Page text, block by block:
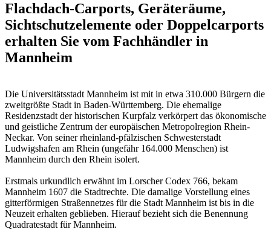
Flachdach-Carports, Geräteräume,
Sichtschutzelemente oder Doppelcarports
erhalten Sie vom Fachhändler in
Mannheim
Die Universitätsstadt Mannheim ist mit in etwa 310.000 Bürgern die
zweitgrößte Stadt in Baden-Württemberg. Die ehemalige
Residenzstadt der historischen Kurpfalz verkörpert das ökonomische
und geistliche Zentrum der europäischen Metropolregion Rhein-
Neckar. Von seiner rheinland-pfälzischen Schwesterstadt
Ludwigshafen am Rhein (ungefähr 164.000 Menschen) ist
Mannheim durch den Rhein isolert.
Erstmals urkundlich erwähnt im Lorscher Codex 766, bekam
Mannheim 1607 die Stadtrechte. Die damalige Vorstellung eines
gitterförmigen Straßennetzes für die Stadt Mannheim ist bis in die
Neuzeit erhalten geblieben. Hierauf bezieht sich die Benennung
Quadratestadt für Mannheim.